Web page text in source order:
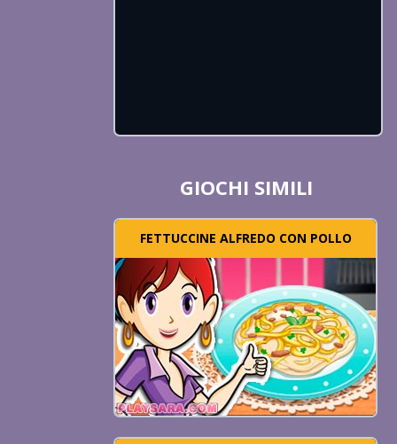
GIOCHI SIMILI
FETTUCCINE ALFREDO CON POLLO